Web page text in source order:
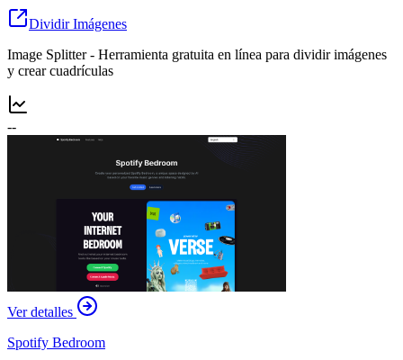
Dividir Imágenes
Image Splitter - Herramienta gratuita en línea para dividir imágenes
y crear cuadrículas
--
Ver detalles
Spotify Bedroom